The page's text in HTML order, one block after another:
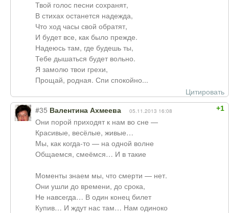
Твой голос песни сохранят,
В стихах останется надежда,
Что ход часы свой обратят,
И будет все, как было прежде.
Надеюсь там, где будешь ты,
Тебе дышаться будет вольно.
Я замолю твои грехи,
Прощай, родная. Спи спокойно...
Цитировать
+1
#35 Валентина Ахмеева 05.11.2013 16:08
Они порой приходят к нам во сне —
Красивые, весёлые, живые…
Мы, как когда-то — на одной волне
Общаемся, смеёмся… И в такие
Моменты знаем мы, что смерти — нет.
Они ушли до времени, до срока,
Не навсегда… В один конец билет
Купив… И ждут нас там… Нам одиноко